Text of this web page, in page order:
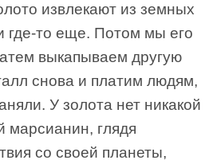
извлекают из земных
где-то еще. Потом мы его
выкапываем другую
снова и платим людям,
У золота нет никакой
марсианин, глядя
со своей планеты,